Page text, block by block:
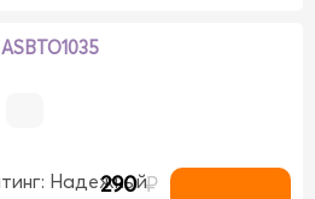
ASBTO1035
290 ₽